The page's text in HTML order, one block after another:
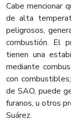
Cabe mencionar
de alta
peligrosos,
combustión. El
tienen una
mediante
con
de SAO, puede
furanos, u otros
Suárez.